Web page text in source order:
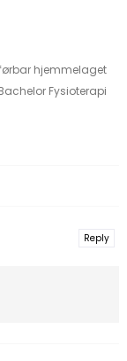
hjemmelaget
Fysioterapi
Reply